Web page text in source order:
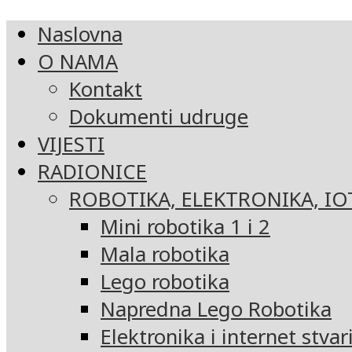
Naslovna
O NAMA
Kontakt
Dokumenti udruge
VIJESTI
RADIONICE
ROBOTIKA, ELEKTRONIKA,
Mini robotika 1 i 2
Mala robotika
Lego robotika
Napredna Lego Robotika
Elektronika i internet